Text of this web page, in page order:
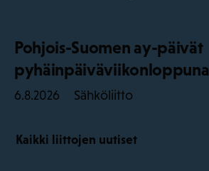
Pohjois-Suomen ay-päivät
pyhäinpäiväviikonloppuna
6.8.2026 Sähköliitto
Kaikki liittojen uutiset